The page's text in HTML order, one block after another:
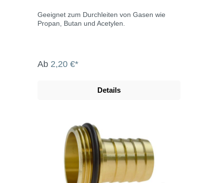
Geeignet zum Durchleiten von Gasen wie
Propan, Butan und Acetylen.
Ab 2,20 €*
Details